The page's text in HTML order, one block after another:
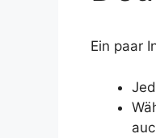
Ein paar